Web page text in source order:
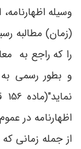
وسیله
(زمان) مطالبه
را که راجع به
و بطور رسمی
اظهارنامه در
از جمله زمانی